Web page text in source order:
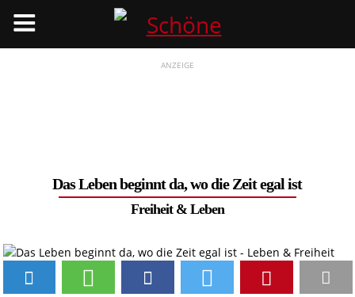
ANZEIGE
Das Leben beginnt da, wo die Zeit egal ist
Freiheit& Leben